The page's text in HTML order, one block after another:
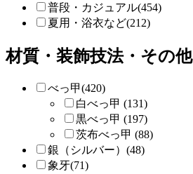
普段・カジュアル(454)
夏用・浴衣など(212)
材質・装飾技法・その他
べっ甲(420)
白べっ甲 (131)
黒べっ甲 (197)
茨布べっ甲 (88)
銀（シルバー）(48)
象牙(71)